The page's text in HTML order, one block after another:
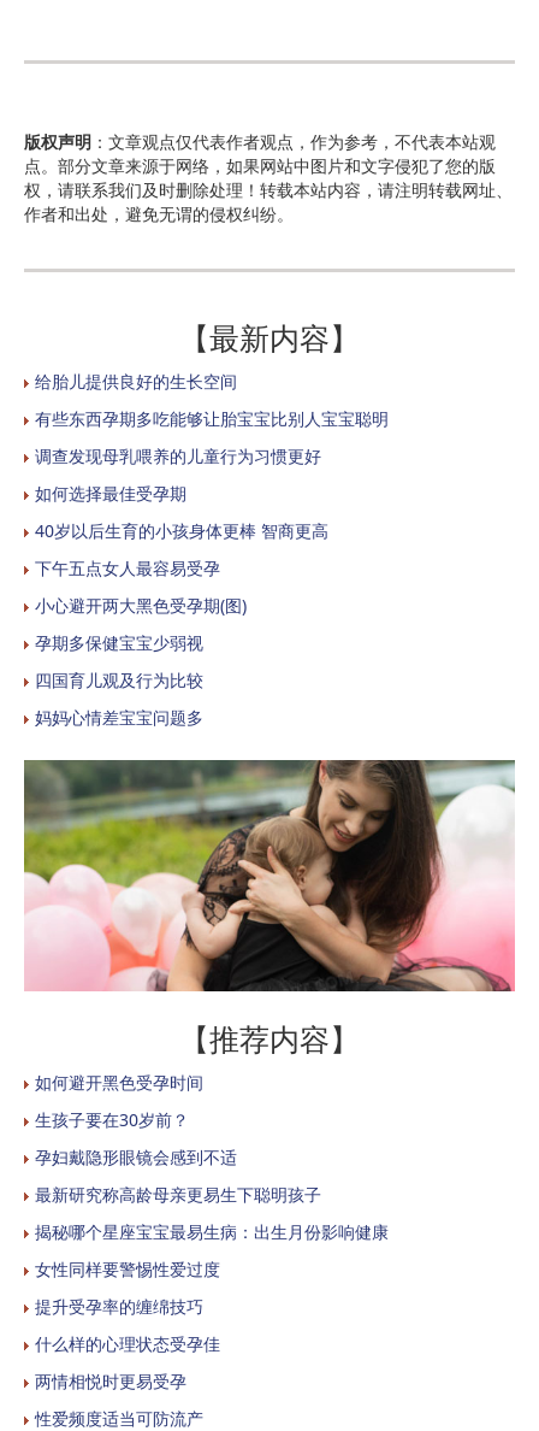
版权声明 ：文章观点仅代表作者观点，作为参考，不代表本站观
点。部分文章来源于网络，如果网站中图片和文字侵犯了您的版
权，请联系我们及时删除处理！转载本站内容，请注明转载网址、
作者和出处，避免无谓的侵权纠纷。
【最新内容】
给胎儿提供良好的生长空间
有些东西孕期多吃能够让胎宝宝比别人宝宝聪明
调查发现母乳喂养的儿童行为习惯更好
如何选择最佳受孕期
40岁以后生育的小孩身体更棒 智商更高
下午五点女人最容易受孕
小心避开两大黑色受孕期(图)
孕期多保健宝宝少弱视
四国育儿观及行为比较
妈妈心情差宝宝问题多
【推荐内容】
如何避开黑色受孕时间
生孩子要在30岁前？
孕妇戴隐形眼镜会感到不适
最新研究称高龄母亲更易生下聪明孩子
揭秘哪个星座宝宝最易生病：出生月份影响健康
女性同样要警惕性爱过度
提升受孕率的缠绵技巧
什么样的心理状态受孕佳
两情相悦时更易受孕
性爱频度适当可防流产